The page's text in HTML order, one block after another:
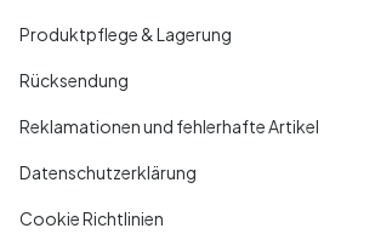
Produktpflege & Lagerung
Rücksendung
Reklamationen und fehlerhafte Artikel
Datenschutzerklärung
Cookie Richtlinien